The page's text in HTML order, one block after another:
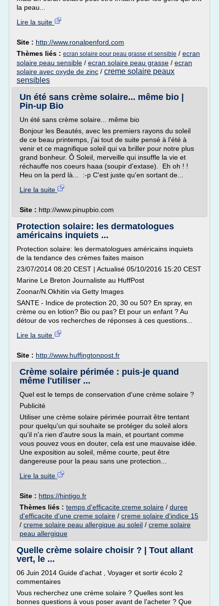
la peau...
Lire la suite
Site : http://www.ronalpenford.com
Thèmes liés : ecran solaire pour peau grasse et sensible / ecran
solaire peau sensible / ecran solaire peau grasse / ecran
solaire avec oxyde de zinc / creme solaire peaux
sensibles
Un été sans crème solaire... même bio |
Pin-up Bio
Un été sans crème solaire... même bio
Bonjour les Beautés, avec les premiers rayons du soleil
de ce beau printemps, j'ai tout de suite pensé à l'été à
venir et ce magnifique soleil qui va briller pour notre plus
grand bonheur. Ô Soleil, merveille qui insuffle la vie et
réchauffe nos coeurs haaa (soupir d'extase). Eh oh ! !
Heu on la perd là... :-p C'est juste qu'en sortant de...
Lire la suite
Site : http://www.pinupbio.com
Protection solaire: les dermatologues
américains inquiets ...
Protection solaire: les dermatologues américains inquiets
de la tendance des crèmes faites maison
23/07/2014 08:20 CEST | Actualisé 05/10/2016 15:20 CEST
Marine Le Breton Journaliste au HuffPost
Zoonar/N.Okhitin via Getty Images
SANTE - Indice de protection 20, 30 ou 50? En spray, en
crème ou en lotion? Bio ou pas? Et pour un enfant ? Au
détour de vos recherches de réponses à ces questions...
Lire la suite
Site : http://www.huffingtonpost.fr
Crème solaire périmée : puis-je quand
même l'utiliser ...
Quel est le temps de conservation d'une crème solaire ?
Publicité
Utiliser une crème solaire périmée pourrait être tentant
pour quelqu'un qui souhaite se protéger du soleil alors
qu'il n'a rien d'autre sous la main, et pourtant comme
vous pouvez vous en douter, cela est une mauvaise idée.
Une exposition au soleil, même courte, peut être
dangereuse pour la peau sans une protection...
Lire la suite
Site : https://hintigo.fr
Thèmes liés : temps d'efficacite creme solaire / duree
d'efficacite d'une creme solaire / creme solaire d'indice 15
/ creme solaire peau allergique au soleil / creme solaire
peau allergique
Quelle crème solaire choisir ? | Tout allant
vert, le ...
06 Juin 2014 Guide d'achat , Voyager et sortir écolo 2
commentaires
Vous recherchez une crème solaire ? Quelles sont les
bonnes questions à vous poser avant de l'acheter ? Que